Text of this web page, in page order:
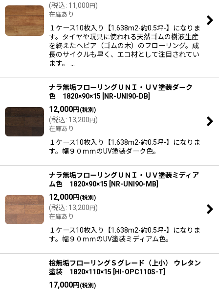
(税込: 11,000円)
在庫あり
１ケース10枚入り【1.638m2-約0.5坪-】になりま
す。タイヤや玩具に使われる天然ゴムの樹液生産
を終えたヘビア（ゴムの木）のフローリング。成
長のサイクルも早く、エコ材として注目されてい
ます。 …
ナラ無垢フローリングＵＮＩ・ＵＶ塗装ダーク
色 1820×90×15
NR-UNI90-DB
12,000円 (税別)
(税込: 13,200円)
在庫あり
１ケース10枚入り【1.638m2-約0.5坪-】になりま
す。幅９０ｍｍのUV塗装ダーク色。
ナラ無垢フローリングＵＮＩ・ＵＶ塗装ミディア
ム色 1820×90×15
NR-UNI90-MB
12,000円 (税別)
(税込: 13,200円)
在庫あり
１ケース10枚入り【1.638m2-約0.5坪-】になりま
す。幅９０ｍｍのUV塗装ミディアム色。
桧無垢フローリングＳグレード（上小） ウレタン
塗装 1820×110×15
HI-OPC110S-T
17,000円 (税別)